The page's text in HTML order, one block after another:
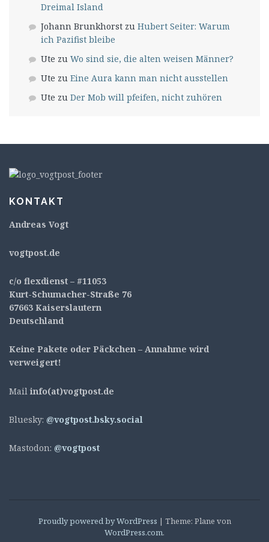
Dreimal Island
Johann Brunkhorst zu Hubert Seiter: Warum
ich Pazifist bleibe
Ute zu Wo sind sie, die alten weisen Männer?
Ute zu Eine Aura kann man nicht ausstellen
Ute zu Der Mob will pfeifen, nicht zuhören
KONTAKT
Andreas Vogt
vogtpost.de
c/o flexdienst – #11053
Kurt-Schumacher-Straße 76
67663 Kaiserslautern
Deutschland
Keine Pakete oder Päckchen – Annahme wird
verweigert!
Mail info(at)vogtpost.de
Bluesky: @vogtpost.bsky.social
Mastodon: @vogtpost
Proudly powered by WordPress | Theme: Plane von
WordPress.com.